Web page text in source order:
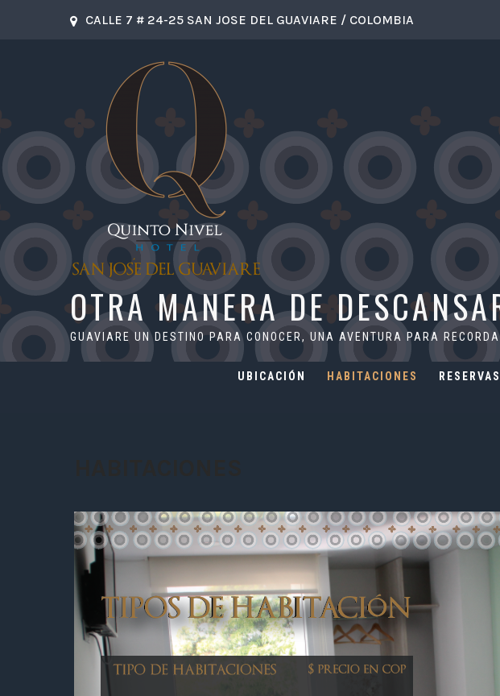
CALLE 7 # 24-25 SAN JOSE DEL GUAVIARE / COLOMBIA
OTRA MANERA DE
GUAVIARE UN DESTINO PARA CONOCER, UNA AVENTURA PARA
UBICACIÓN HABITACIONES RESERVAS